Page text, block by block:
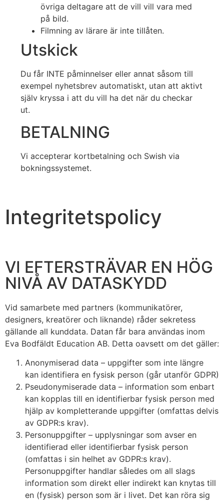
övriga deltagare att de vill vill vara med
på bild.
Filmning av lärare är inte tillåten.
Utskick
Du får INTE påminnelser eller annat såsom till
exempel nyhetsbrev automatiskt, utan att aktivt
själv kryssa i att du vill ha det när du checkar
ut.
BETALNING
Vi accepterar kortbetalning och Swish via
bokningssystemet.
Integritetspolicy
VI EFTERSTRÄVAR EN HÖG
NIVÅ AV DATASKYDD
Vid samarbete med partners (kommunikatörer,
designers, kreatörer och liknande) råder sekretess
gällande all kunddata. Datan får bara användas inom
Eva Bodfäldt Education AB. Detta oavsett om det gäller:
Anonymiserad data – uppgifter som inte längre
kan identifiera en fysisk person (går utanför GDPR)
Pseudonymiserade data – information som enbart
kan kopplas till en identifierbar fysisk person med
hjälp av kompletterande uppgifter (omfattas delvis
av GDPR:s krav).
Personuppgifter – upplysningar som avser en
identifierad eller identifierbar fysisk person
(omfattas i sin helhet av GDPR:s krav).
Personuppgifter handlar således om all slags
information som direkt eller indirekt kan knytas till
en (fysisk) person som är i livet. Det kan röra sig